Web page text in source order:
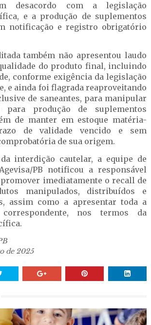
desacordo com a legislação
e a produção de suplementos
notificação e registro obrigatório
também não apresentou laudo
do produto final, incluindo
conforme exigência da legislação
e ainda foi flagrada reaproveitando
de saneantes, para manipular
para produção de suplementos
de manter em estoque matéria-
de validade vencido e sem
de sua origem.
interdição cautelar, a equipe de
PB notificou a responsável
imediatamente o recall de
manipulados, distribuídos e
assim como a apresentar toda a
correspondente, nos termos da
de 2025